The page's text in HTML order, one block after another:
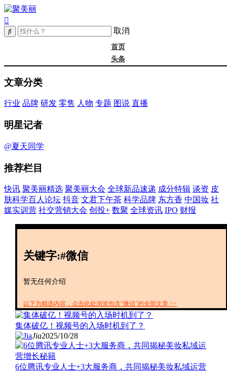
取消
首页
头条
成分
中国妆
实训营
创投+
文章分类
行业 品牌 研发 零售 人物 专题 图说 直播
明星记者
@夏天同学
推荐栏目
快讯 聚美丽精选 聚美丽大会 全球新品速递 成分特辑 谈资 皮
肤科学百人论坛 抖音 文君下午茶 科学品牌 东方香 中国妆 社
媒实训营 社交营销大会 创投+ 数聚 全球资讯 IPO 财报
关键字:#微信
暂无任何介绍
以下为精选内容，点击此处浏览包含"微信"的全部文章 >>
集体破亿！视频号的入场时机到了？
Jia2025/10/28
6位腾讯专业人士+3大服务商，共同揭秘美妆私域运营